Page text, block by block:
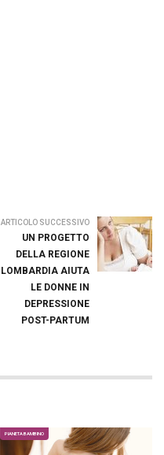
ARTICOLO SUCCESSIVO
UN PROGETTO
DELLA REGIONE
LOMBARDIA AIUTA
LE DONNE IN
DEPRESSIONE
POST-PARTUM
PIANETA BAMBINO